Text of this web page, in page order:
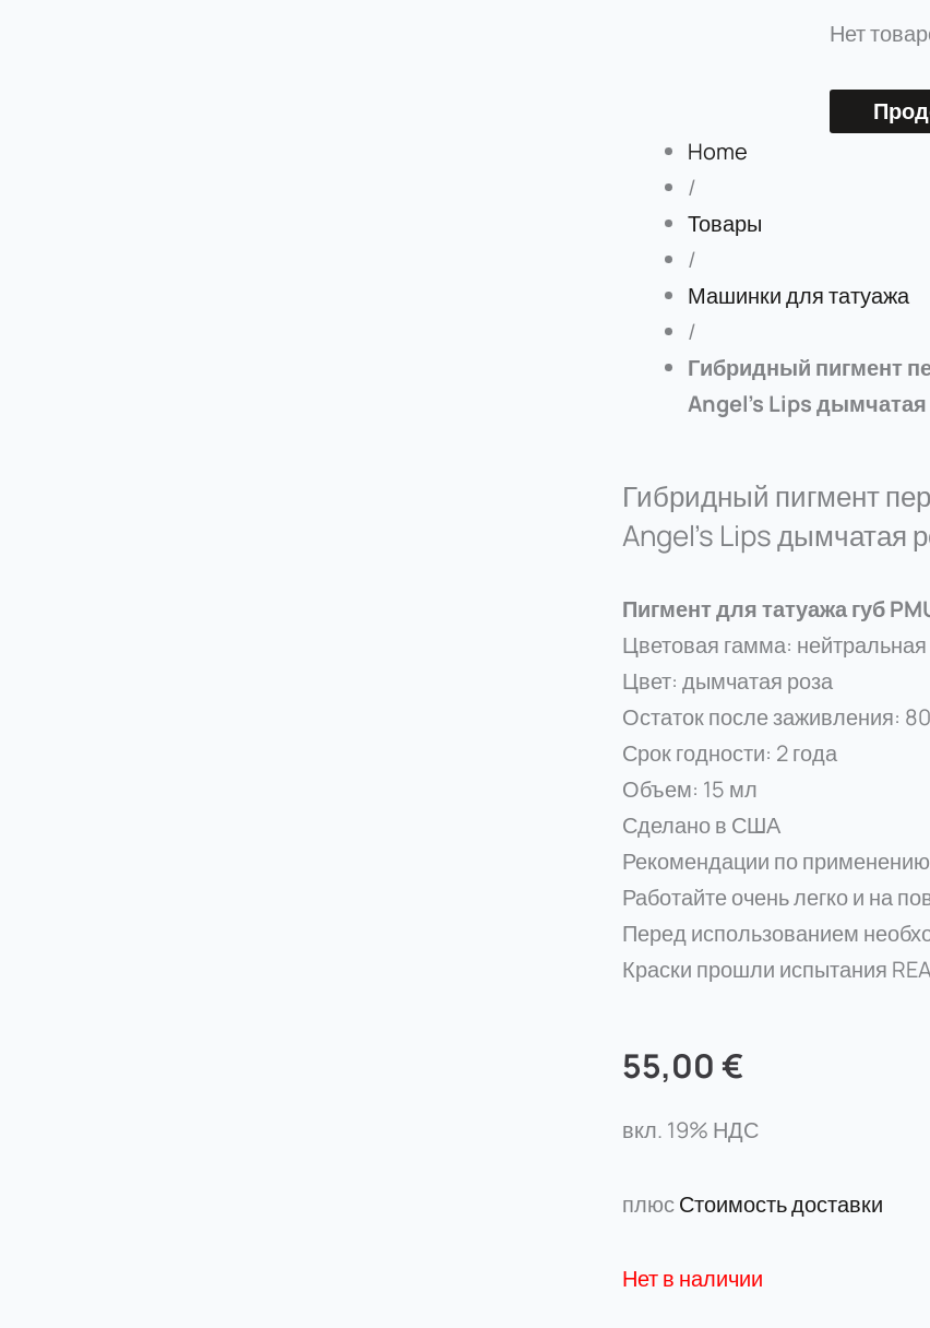
Нет
Home
/
Товары
/
Машинки для татуажа
/
Гибридный пигмент
Angel’s Lips дымчатая
Гибридный пигмент
Angel’s Lips дымчатая
Пигмент для татуажа губ
Цветовая гамма: нейтральная
Цвет: дымчатая роза
Остаток после заживления:
Срок годности: 2 года
Объем: 15 мл
Сделано в США
Рекомендации по
Работайте очень легко и на
Перед использованием
Краски прошли испытания
55,00 €
вкл. 19% НДС
плюсСтоимость доставки
Нет в наличии